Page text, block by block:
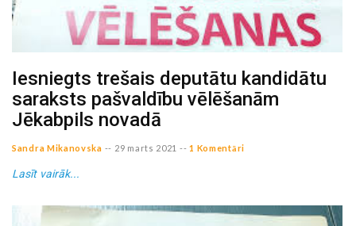
Iesniegts trešais deputātu kandidātu
saraksts pašvaldību vēlēšanām
Jēkabpils novadā
Sandra Mikanovska -- 29 marts 2021 -- 1 Komentāri
Lasīt vairāk...